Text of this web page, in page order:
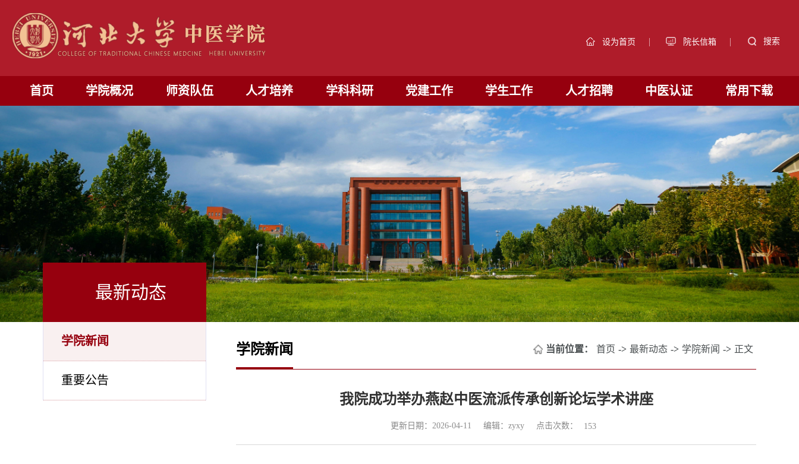
设为首页 | 院长信箱 | 搜索
首页 学院概况 师资队伍 人才培养 学科科研 党建工作 学生工作 人才招聘 中医认证 常用下载
最新动态
学院新闻
重要公告
学院新闻 当前位置： 首页 -> 最新动态 -> 学院新闻 -> 正文
我院成功举办燕赵中医流派传承创新论坛学术讲座
更新日期：2026-04-11 编辑：zyxy 点击次数： 153